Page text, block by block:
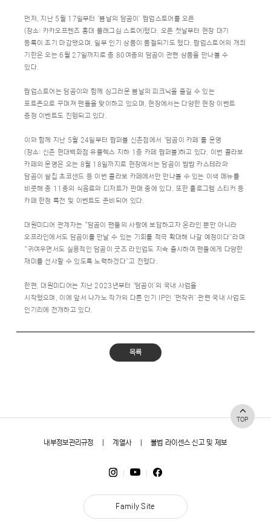
먼저, 지난 5월 17일부터 ‘봄날의 담곰이’ 팝업스토어를 오픈
(장소: 카카오프렌즈 홍대 플래그십 스토어)했다. 오픈 첫날부터 현장 대기
등록이 조기 마감됐으며, 일부 인기 상품이 품절되기도 했다. 팝업스토어의 개최
기한은 오는 6월 27일까지로 총 80여종의 담곰이 관련 상품을 만나볼 수
있다.
팝업스토어는 담곰이와 함께 싱그러운 봄날의 피크닉을 즐길 수 있는
포토존으로 꾸며져 팬들을 맞이하고 있으며, 현장에서는 다양한 현장 이벤트
증정 이벤트도 진행되고 있다.
이와 함께 지난 5월 24일부터 팝퍼블 신촌점에서 ‘담곰이 카페’를 운영
(장소: 신촌 현대백화점 유플렉스 지하 1층 카페 팝퍼블)하고 있다. 이번 콜라보
카페의 운영은 오는 8월 18일까지로 현장에서는 담곰이 밥밥 카스테라와
담곰이 쌀칩 초코샌드 등 이번 콜라보 카페에서만 만나볼 수 있는 이색 메뉴를
비롯해 총 11종의 식음료와 디저트가 판매 중에 있다. 또한 홀로그램 스티커 등
카페 한정 특전 및 이벤트도 준비되어 있다.
대원미디어 관계자는 “담곰이 팬들의 사랑에 보답하고자 온라인 뿐만 아니라
오프라인에서도 담곰이를 만날 수 있는 기회를 적극 확대해 나갈 예정이다”라며
“귀여우면서도 실용적인 담곰이 굿즈 라인업도 지속 출시하여 팬들에게 다양한
재미를 선사할 수 있도록 노력하겠다”고 전했다.
한편, 대원미디어는 지난 2023년부터 ‘담곰이’의 국내 사업을
시작했으며, 이에 앞서 나가노 작가의 다른 인기 IP인 ‘먼작귀’ 관련 국내 사업도
인기리에 전개하고 있다.
목록
TOP
내부정보관리규정 |계열사|불법 라이센스 신고 및 제보
Family Site